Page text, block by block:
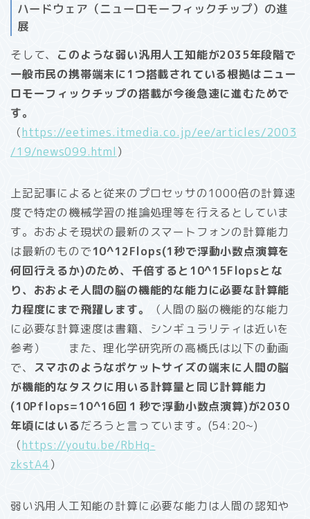
ハードウェア（ニューロモーフィックチップ）の進
展
そして、 このような弱い汎用人工知能が2035年段階で
一般市民の携帯端末に1つ搭載されている根拠はニュー
ロモーフィックチップの搭載が今後急速に進むためで
す。
（https://eetimes.itmedia.co.jp/ee/articles/2003
/19/news099.html ）
上記記事によると従来のプロセッサの1000倍の計算速
度で特定の機械学習の推論処理等を行えるとしていま
す。おおよそ現状の最新のスマートフォンの計算能力
は最新のもので10^12Flops(1秒で浮動小数点演算を
何回行えるか)のため、千倍すると10^15Flopsとな
り、おおよそ人間の脳の機能的な能力に必要な計算能
力程度にまで飛躍します。
（人間の脳の機能的な能力
に必要な計算速度は書籍、シンギュラリティは近いを
参考） また、理化学研究所の高橋氏は以下の動画
で、
スマホのようなポケットサイズの端末に人間の脳
が機能的なタスクに用いる計算量と同じ計算能力
(10Pflops=10^16回１秒で浮動小数点演算)が2030
年頃にはいるだろうと言っています。(54:20~)
（https://youtu.be/RbHq-
zkstA4）
弱い汎用人工知能の計算に必要な能力は人間の認知や